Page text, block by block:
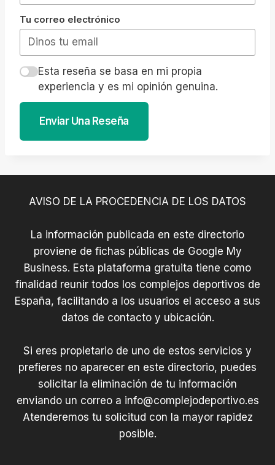
Tu correo electrónico
Esta reseña se basa en mi propia
experiencia y es mi opinión genuina.
Enviar Una Reseña
AVISO DE LA PROCEDENCIA DE LOS DATOS
La información publicada en este directorio
proviene de fichas públicas de Google My
Business. Esta plataforma gratuita tiene como
finalidad reunir todos los complejos deportivos de
España, facilitando a los usuarios el acceso a sus
datos de contacto y ubicación.
Si eres propietario de uno de estos servicios y
prefieres no aparecer en este directorio, puedes
solicitar la eliminación de tu información
enviando un correo a info@complejodeportivo.es
Atenderemos tu solicitud con la mayor rapidez
posible.